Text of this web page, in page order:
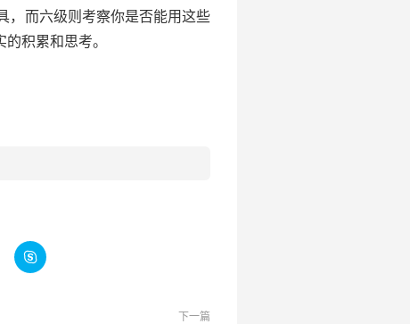
，而六级则考察你是否能用这些
积累和思考。

下一篇